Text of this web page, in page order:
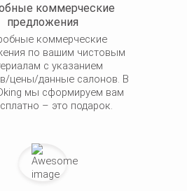
коммерческие
предложения
коммерческие
по вашим чистовым
с указанием
цены/данные салонов. В
мы сформируем вам
– это подарок.